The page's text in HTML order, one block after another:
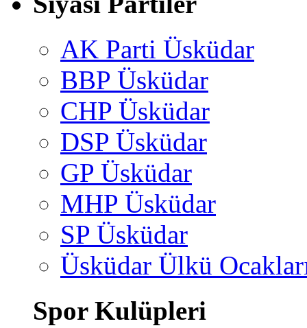
AK Parti Üsküdar
BBP Üsküdar
CHP Üsküdar
DSP Üsküdar
GP Üsküdar
MHP Üsküdar
SP Üsküdar
Üsküdar Ülkü
Spor Kulüpleri